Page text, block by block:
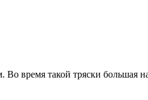
время такой тряски большая